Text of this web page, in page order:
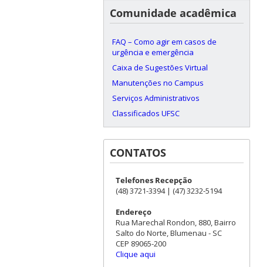
Comunidade acadêmica
FAQ – Como agir em casos de
urgência e emergência
Caixa de Sugestões Virtual
Manutenções no Campus
Serviços Administrativos
Classificados UFSC
CONTATOS
Telefones Recepção
(48) 3721-3394 | (47) 3232-5194
Endereço
Rua Marechal Rondon, 880, Bairro
Salto do Norte, Blumenau - SC
CEP 89065-200
Clique aqui